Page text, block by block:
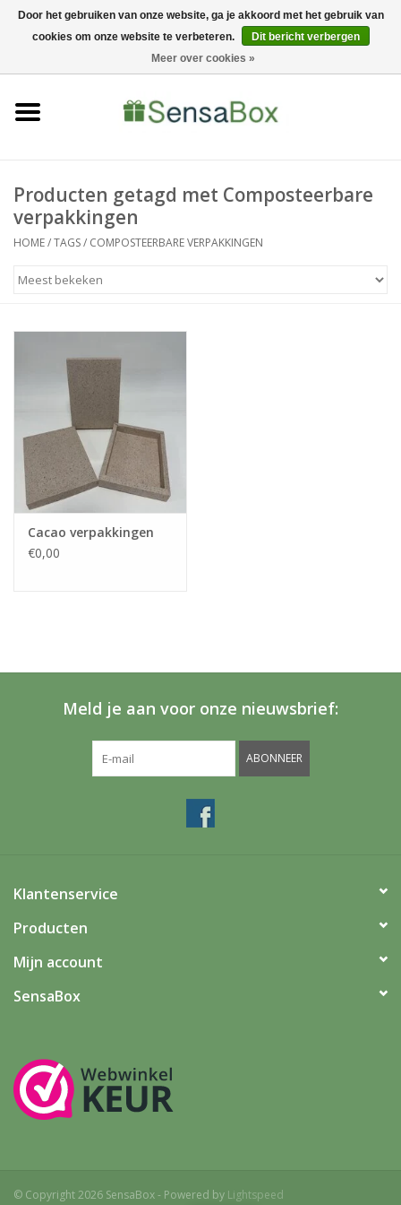
06-22022900 0 Artikelen - €0,00
Bewerkingen
Nieuws
Producten getagd met Composteerbare
verpakkingen
HOME/TAGS/ COMPOSTEERBARE VERPAKKINGEN
Cacao verpakkingen
€0,00
Meld je aan voor onze nieuwsbrief:
ABONNEER
Klantenservice
Producten
Mijn account
SensaBox
© Copyright 2026 SensaBox - Powered by Lightspeed
Door het gebruiken van onze website, ga je akkoord met het gebruik van
cookies om onze website te verbeteren.
Dit bericht verbergen
Meer over cookies »